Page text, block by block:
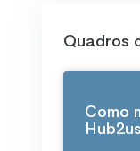
Quadros
Como